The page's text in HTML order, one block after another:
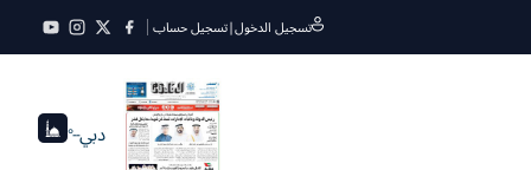
تسجيل الدخول|تسجيل حساب
دبي--°